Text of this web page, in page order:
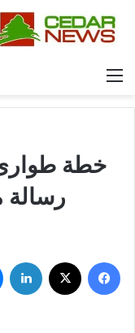
القائمة
خطة
رسالة
فيسبوك